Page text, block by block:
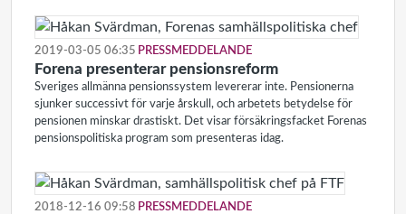
2019-03-05 06:35 PRESSMEDDELANDE
Forena presenterar pensionsreform
Sveriges allmänna pensionssystem levererar inte. Pensionerna
sjunker successivt för varje årskull, och arbetets betydelse för
pensionen minskar drastiskt. Det visar försäkringsfacket Forenas
pensionspolitiska program som presenteras idag.
2018-12-16 09:58 PRESSMEDDELANDE